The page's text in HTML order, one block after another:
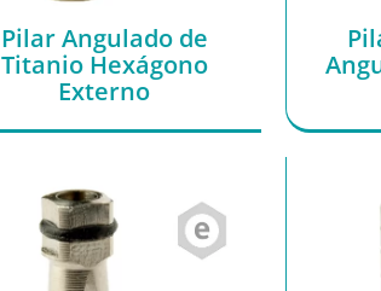
Pilar Angulado de
Titanio Hexágono
Externo